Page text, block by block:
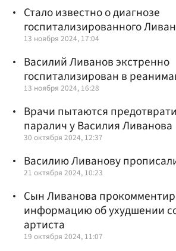
Стало известно о диагнозе
госпитализированного
13 ноября 2024, 17:04
Василий Ливанов экстренно
госпитализирован в
13 ноября 2024, 16:28
Врачи пытаются
паралич у Василия Ливанова
30 октября 2024, 12:37
Василию Ливанову
21 октября 2024, 10:23
Сын Ливанова
информацию об ухудшении
артиста
19 октября 2024, 11:07